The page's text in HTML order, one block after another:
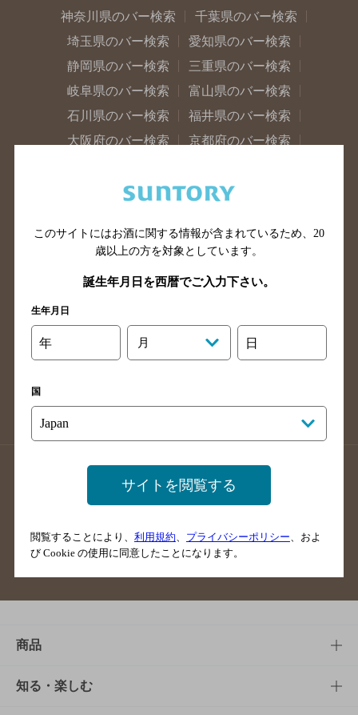
神奈川県のバー検索
千葉県のバー検索
埼玉県のバー検索
愛知県のバー検索
静岡県のバー検索
三重県のバー検索
岐阜県のバー検索
富山県のバー検索
石川県のバー検索
福井県のバー検索
大阪府のバー検索
京都府のバー検索
滋賀県のバー検索
和歌山県のバー検索
山口県のバー検索
鳥取県のバー検索
香川県のバー検索
愛媛県のバー検索
高知県のバー検索
長崎県のバー検索
佐賀県のバー検索
大分県のバー検索
熊本県のバー検索
商品
商品TOP
知る・楽しむ
このサイトにはお酒に関する情報が含まれているため、 20
歳以上の方を対象としています。
誕生年月日を西暦でご入力下さい。
生年月日
年 月 日
国
サイトを閲覧する
閲覧することにより、 利用規約、 プライバシーポリシー、およ
び Cookie の使用に同意したことになります。